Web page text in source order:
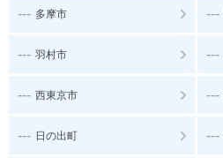
--- 多摩市 ---
--- 羽村市 ---
--- 西東京市 ---
--- 日の出町 ---